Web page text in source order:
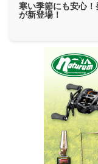
寒い季節にも安心
が新登場！